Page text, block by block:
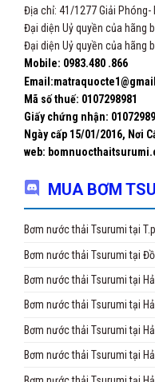
Địa chỉ: 41/1277 Giải Phóng-
Đại diện Uỷ quyền của hãng
Đại diện Uỷ quyền của hãng
Mobile: 0983.480 .866
Mã số thuế: 0107298981
Giấy chứng nhận:
Ngày cấp 15/01/2016, Nơi
web:
MUA BƠM
Bơm nước thải Tsurumi tại
Bơm nước thải Tsurumi tại
Bơm nước thải Tsurumi tại
Bơm nước thải Tsurumi tại
Bơm nước thải Tsurumi tại
Bơm nước thải Tsurumi tại